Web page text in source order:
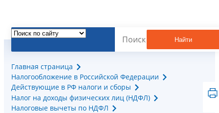
Найти
Главная страница
Налогообложение в Российской Федерации
Действующие в РФ налоги и сборы
Налог на доходы физических лиц (НДФЛ)
Налоговые вычеты по НДФЛ